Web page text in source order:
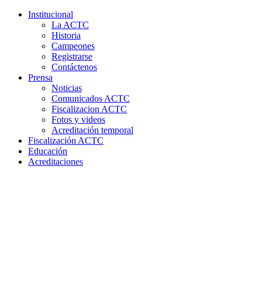
Institucional
La ACTC
Historia
Campeones
Registrarse
Contáctenos
Prensa
Noticias
Comunicados ACTC
Fiscalizacion ACTC
Fotos y videos
Acreditación temporal
Fiscalización ACTC
Educación
Acreditaciones